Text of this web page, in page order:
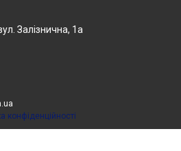
Залізнична, 1а
конфіденційності